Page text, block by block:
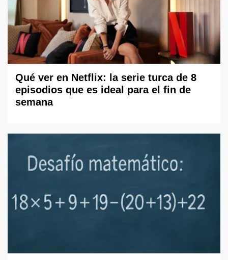
Qué ver en Netflix: la serie turca de 8
episodios que es ideal para el fin de
semana